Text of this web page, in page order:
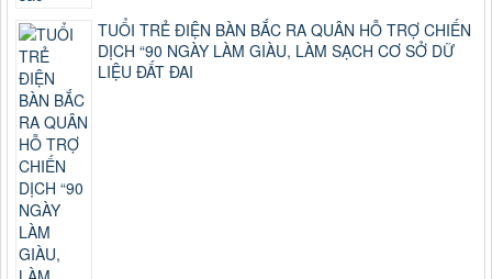
TUỔI TRẺ ĐIỆN BÀN BẮC RA QUÂN HỖ TRỢ CHIẾN
DỊCH “90 NGÀY LÀM GIÀU, LÀM SẠCH CƠ SỞ DỮ
LIỆU ĐẤT ĐAI